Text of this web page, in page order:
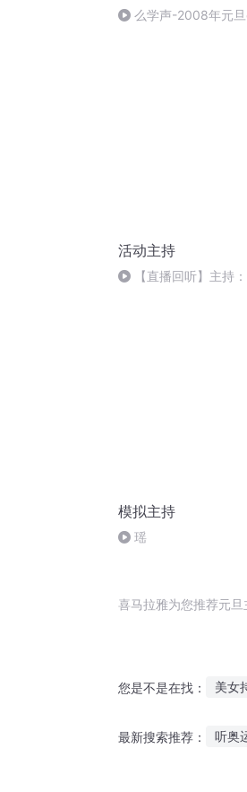
么学声-2008年元旦
活动主持
【直播回听】主持
模拟主持
瑶
喜马拉雅为您推荐元
您是不是在找： 美女
最新搜索推荐： 听奥